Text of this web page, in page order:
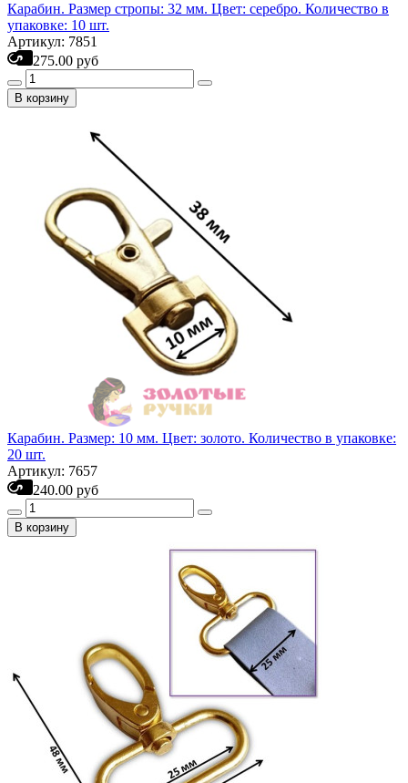
Карабин. Размер стропы: 32 мм. Цвет: серебро. Количество в
упаковке: 10 шт.
Артикул: 7851
275.00 руб
В корзину
Карабин. Размер: 10 мм. Цвет: золото. Количество в упаковке:
20 шт.
Артикул: 7657
240.00 руб
В корзину